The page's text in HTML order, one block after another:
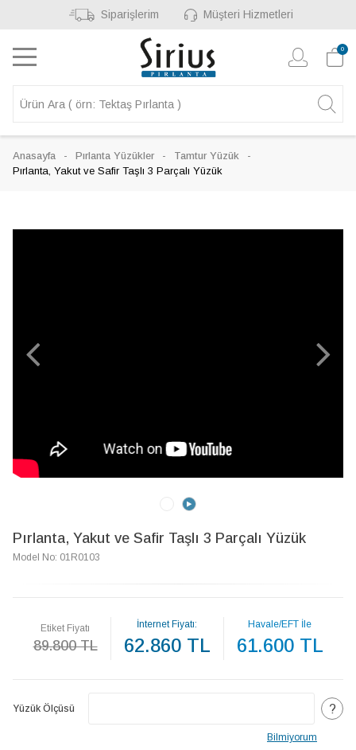
Siparişlerim Müşteri Hizmetleri
0
Anasayfa Pırlanta Yüzükler
Tamtur Yüzük
Pırlanta, Yakut ve Safir Taşlı 3 Parçalı Yüzük
Pırlanta, Yakut ve Safir Taşlı 3 Parçalı Yüzük
Model No: 01R0103
Etiket Fiyatı
89.800 TL
İnternet Fiyatı:
62.860 TL
Havale/EFT İle
61.600 TL
Yüzük Ölçüsü ?
Bilmiyorum